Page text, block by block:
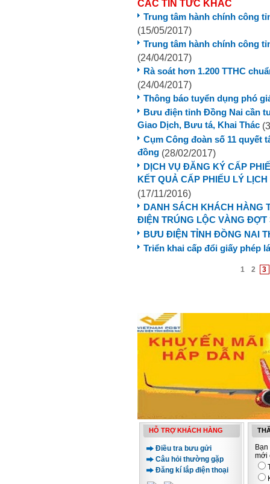
CÁC TIN TỨC KHÁC
Trung tâm hành chính công
(15/05/2017)
Trung tâm hành chính công
(24/04/2017)
Rà soát hơn 1.200 TTHC
(24/04/2017)
Thông báo tuyển dụng phó
Bưu điện tỉnh Đồng Nai cần
Giao Dịch, Bưu tá, Khai Thác
Cụm Công đoàn số 11 quyết
đồng (28/02/2017)
DỊCH VỤ ĐĂNG KÝ CẤP
KẾT QUẢ CẤP PHIẾU LÝ
(17/11/2016)
DANH SÁCH KHÁCH HÀNG
ĐIỆN TRÚNG LỘC VÀNG ĐỢT
BƯU ĐIỆN TỈNH ĐỒNG NAI
Triển khai cấp đổi giấy phép
1 2 3
HỖ TRỢ KHÁCH HÀNG
Điều tra bưu gửi
Câu hỏi thường gặp
Đăng kí lắp điện thoại
mới